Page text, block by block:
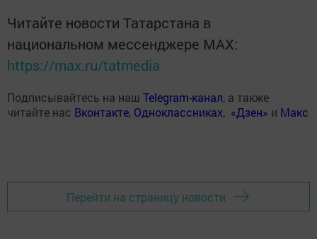
Читайте новости Татарстана в
национальном мессенджере MАХ:
https://max.ru/tatmedia
Подписывайтесь на наш Telegram-канал, а также
читайте нас Вконтакте, Одноклассниках, «Дзен» и Макс
Перейти на страницу новости